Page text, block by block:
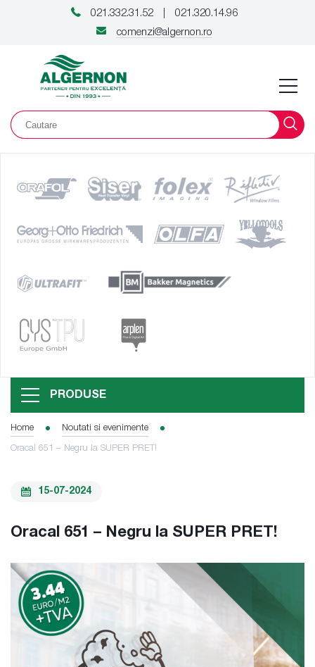
021.332.31.52
021.320.14.96
comenzi@algernon.ro
PRODUSE
Home Noutati si evenimente
Oracal 651 – Negru la SUPER PRET!
15-07-2024
Oracal 651 – Negru la SUPER PRET!